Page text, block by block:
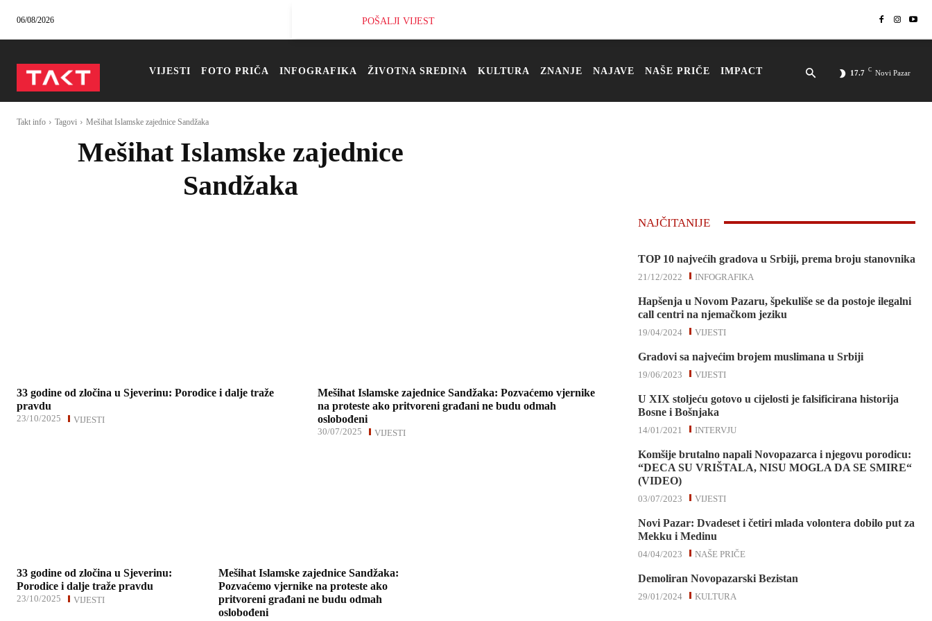
06/08/2026 POŠALJI VIJEST
VIJESTI FOTO PRIČA INFOGRAFIKA ŽIVOTNA SREDINA KULTURA ZNANJE NAJAVE NAŠE PRIČE IMPACT 17.7 C Novi Pazar
Takt info Tagovi Mešihat Islamske zajednice Sandžaka
Mešihat Islamske zajednice
Sandžaka
33 godine od zločina u Sjeverinu: Porodice i dalje traže
pravdu
VIJESTI
23/10/2025
Mešihat Islamske zajednice Sandžaka: Pozvaćemo vjernike
na proteste ako pritvoreni građani ne budu odmah
oslobođeni
VIJESTI
30/07/2025
33 godine od zločina u Sjeverinu:
Porodice i dalje traže pravdu
VIJESTI
23/10/2025
Mešihat Islamske zajednice Sandžaka:
Pozvaćemo vjernike na proteste ako
pritvoreni građani ne budu odmah
oslobođeni
NAJČITANIJE
TOP 10 najvećih gradova u Srbiji, prema broju stanovnika
INFOGRAFIKA
21/12/2022
Hapšenja u Novom Pazaru, špekuliše se da postoje ilegalni
call centri na njemačkom jeziku
VIJESTI
19/04/2024
Gradovi sa najvećim brojem muslimana u Srbiji
VIJESTI
19/06/2023
U XIX stoljeću gotovo u cijelosti je falsificirana historija
Bosne i Bošnjaka
INTERVJU
14/01/2021
Komšije brutalno napali Novopazarca i njegovu porodicu:
“DECA SU VRIŠTALA, NISU MOGLA DA SE SMIRE“
(VIDEO)
VIJESTI
03/07/2023
Novi Pazar: Dvadeset i četiri mlada volontera dobilo put za
Mekku i Medinu
NAŠE PRIČE
04/04/2023
Demoliran Novopazarski Bezistan
KULTURA
29/01/2024